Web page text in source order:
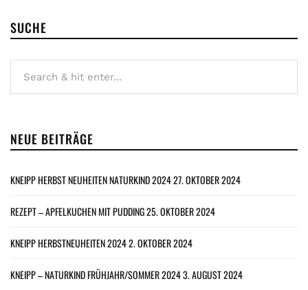
SUCHE
NEUE BEITRÄGE
KNEIPP HERBST NEUHEITEN NATURKIND 202427. OKTOBER 2024
REZEPT – APFELKUCHEN MIT PUDDING25. OKTOBER 2024
KNEIPP HERBSTNEUHEITEN 20242. OKTOBER 2024
KNEIPP – NATURKIND FRÜHJAHR/SOMMER 20243. AUGUST 2024